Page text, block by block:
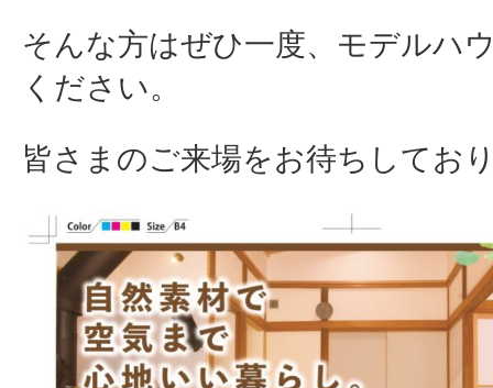
そんな方はぜひ一度、モデルハ
ください。
皆さまのご来場をお待ちしてお